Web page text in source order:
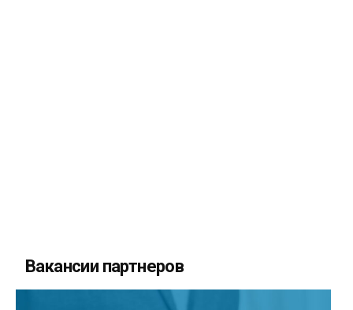
Вакансии партнеров